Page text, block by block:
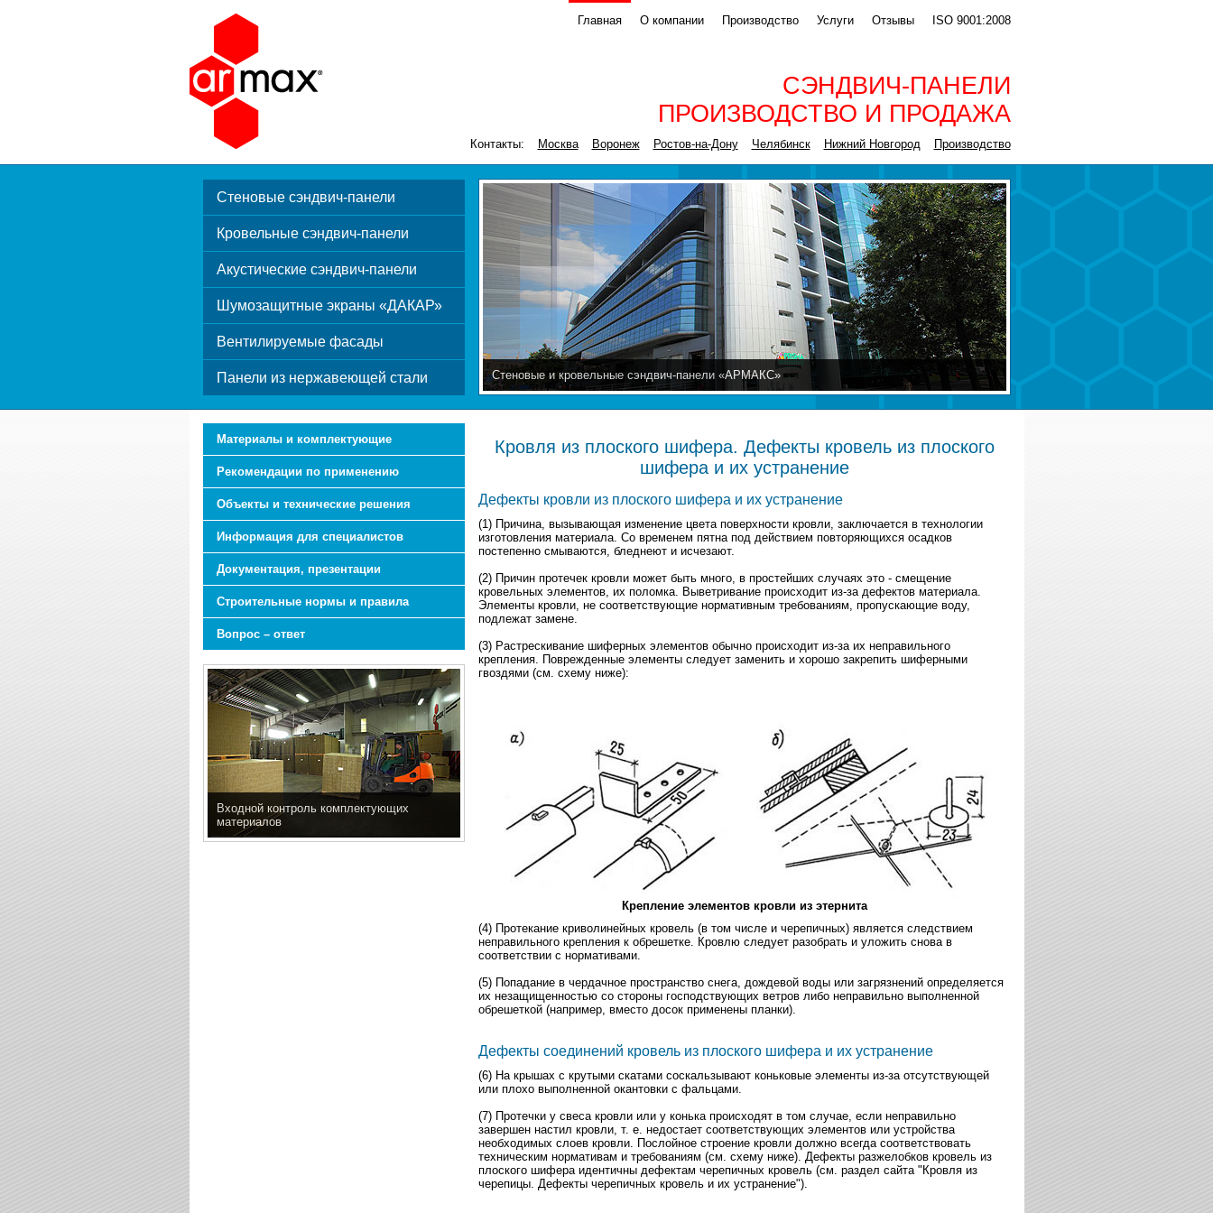
Главная О компании Производство Услуги Отзывы ISO 9001:2008
СЭНДВИЧ-ПАНЕЛИ
ПРОИЗВОДСТВО И ПРОДАЖА
Контакты: Москва Воронеж Ростов-на-Дону Челябинск Нижний Новгород Производство
Стеновые сэндвич-панели
Кровельные сэндвич-панели
Акустические сэндвич-панели
Шумозащитные экраны «ДАКАР»
Вентилируемые фасады
Панели из нержавеющей стали Стеновые и кровельные сэндвич-панели «АРМАКС»
Материалы и комплектующие
Рекомендации по применению
Объекты и технические решения
Информация для специалистов
Документация, презентации
Строительные нормы и правила
Вопрос – ответ
Входной контроль комплектующих
материалов
Кровля из плоского шифера. Дефекты кровель из плоского
шифера и их устранение
Дефекты кровли из плоского шифера и их устранение
(1) Причина, вызывающая изменение цвета поверхности кровли, заключается в технологии
изготовления материала. Со временем пятна под действием повторяющихся осадков
постепенно смываются, бледнеют и исчезают.
(2) Причин протечек кровли может быть много, в простейших случаях это - смещение
кровельных элементов, их поломка. Выветривание происходит из-за дефектов материала.
Элементы кровли, не соответствующие нормативным требованиям, пропускающие воду,
подлежат замене.
(3) Растрескивание шиферных элементов обычно происходит из-за их неправильного
крепления. Поврежденные элементы следует заменить и хорошо закрепить шиферными
гвоздями (см. схему ниже):
Крепление элементов кровли из этернита
(4) Протекание криволинейных кровель (в том числе и черепичных) является следствием
неправильного крепления к обрешетке. Кровлю следует разобрать и уложить снова в
соответствии с нормативами.
(5) Попадание в чердачное пространство снега, дождевой воды или загрязнений определяется
их незащищенностью со стороны господствующих ветров либо неправильно выполненной
обрешеткой (например, вместо досок применены планки).
Дефекты соединений кровель из плоского шифера и их устранение
(6) На крышах с крутыми скатами соскальзывают коньковые элементы из-за отсутствующей
или плохо выполненной окантовки с фальцами.
(7) Протечки у свеса кровли или у конька происходят в том случае, если неправильно
завершен настил кровли, т. е. недостает соответствующих элементов или устройства
необходимых слоев кровли. Послойное строение кровли должно всегда соответствовать
техническим нормативам и требованиям (см. схему ниже). Дефекты разжелобков кровель из
плоского шифера идентичны дефектам черепичных кровель (см. раздел сайта "Кровля из
черепицы. Дефекты черепичных кровель и их устранение").